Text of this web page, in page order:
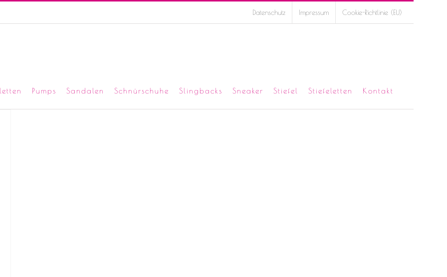
Datenschutz Impressum Cookie-Richtlinie (EU)
Pumps Sandalen Schnürschuhe Slingbacks Sneaker Stiefel Stiefeletten Kontakt